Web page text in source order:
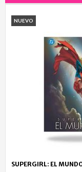
NUEVO
SUPERGIRL: EL